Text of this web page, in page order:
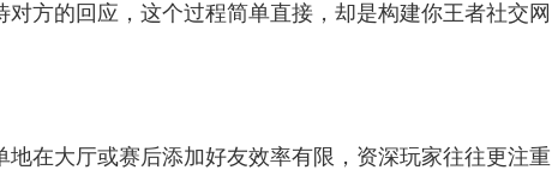
方的回应，这个过程简单直接，却是构建你王者社交网
在大厅或赛后添加好友效率有限，资深玩家往往更注重